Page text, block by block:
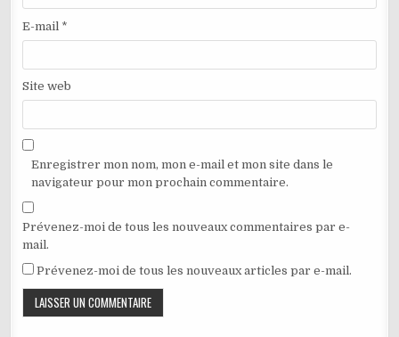
E-mail *
Site web
Enregistrer mon nom, mon e-mail et mon site dans le
navigateur pour mon prochain commentaire.
Prévenez-moi de tous les nouveaux commentaires par e-
mail.
Prévenez-moi de tous les nouveaux articles par e-mail.